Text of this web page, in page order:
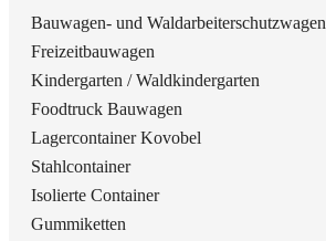
Bauwagen- und Waldarbeiterschutzwagen
Freizeitbauwagen
Kindergarten / Waldkindergarten
Foodtruck Bauwagen
Lagercontainer Kovobel
Stahlcontainer
Isolierte Container
Gummiketten